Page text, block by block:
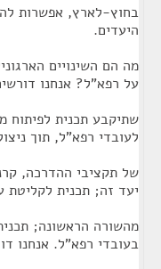
בחוץ-לארץ, אפשרות
היעדים.
מה הם השינויים
על רפא"ל? אנחנו
שתיקבע תכנית לפיתוח
לעובדי רפא"ל, תוך
של תקציבי ההדרכה,
יעד זה; תכנית לקליטת
מהשורה הראשונה;
בעובדי רפא"ל. אנחנו